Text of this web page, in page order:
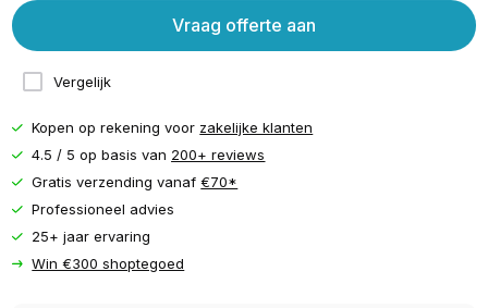
Vergelijk
Vraag offerte aan
Kopen op rekening voor zakelijke klanten
4.5 / 5 op basis van 200+ reviews
Gratis verzending vanaf€70*
Professioneel advies
25+ jaar ervaring
Win €300 shoptegoed